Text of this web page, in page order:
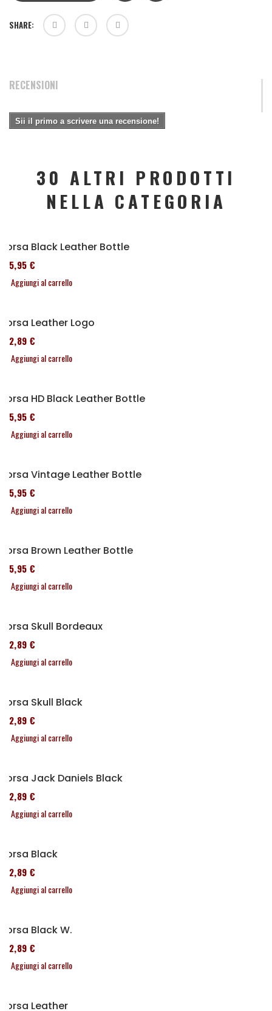
SHARE:
RECENSIONI
Sii il primo a scrivere una recensione!
30 ALTRI PRODOTTI
NELLA CATEGORIA
Borsa Black Leather Bottle
185,95 €
Aggiungi al carrello
Borsa Leather Logo
152,89 €
Aggiungi al carrello
Borsa HD Black Leather Bottle
185,95 €
Aggiungi al carrello
Borsa Vintage Leather Bottle
185,95 €
Aggiungi al carrello
Borsa Brown Leather Bottle
185,95 €
Aggiungi al carrello
Borsa Skull Bordeaux
152,89 €
Aggiungi al carrello
Borsa Skull Black
152,89 €
Aggiungi al carrello
Borsa Jack Daniels Black
152,89 €
Aggiungi al carrello
Borsa Black
152,89 €
Aggiungi al carrello
Borsa Black W.
152,89 €
Aggiungi al carrello
Borsa Leather